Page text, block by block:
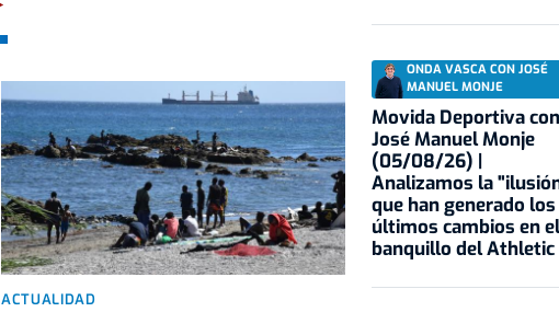
ACTUALIDAD
ONDA VASCA CON JOSÉ
MANUEL MONJE
Movida Deportiva con
José Manuel Monje
(05/08/26) |
Analizamos la
que han generado los
últimos cambios en el
banquillo del Athletic